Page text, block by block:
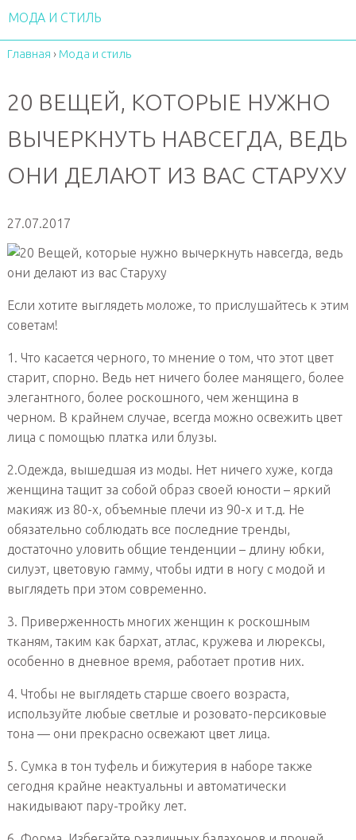
МОДА И СТИЛЬ
Главная › Мода и стиль
20 ВЕЩЕЙ, КОТОРЫЕ НУЖНО
ВЫЧЕРКНУТЬ НАВСЕГДА, ВЕДЬ
ОНИ ДЕЛАЮТ ИЗ ВАС СТАРУХУ
27.07.2017
Если хотите выглядеть моложе, то прислушайтесь к этим
советам!
1. Что касается черного, то мнение о том, что этот цвет
старит, спорно. Ведь нет ничего более манящего, более
элегантного, более роскошного, чем женщина в
черном. В крайнем случае, всегда можно освежить цвет
лица с помощью платка или блузы.
2.Одежда, вышедшая из моды. Нет ничего хуже, когда
женщина тащит за собой образ своей юности – яркий
макияж из 80-х, объемные плечи из 90-х и т.д. Не
обязательно соблюдать все последние тренды,
достаточно уловить общие тенденции – длину юбки,
силуэт, цветовую гамму, чтобы идти в ногу с модой и
выглядеть при этом современно.
3. Приверженность многих женщин к роскошным
тканям, таким как бархат, атлас, кружева и люрексы,
особенно в дневное время, работает против них.
4. Чтобы не выглядеть старше своего возраста,
используйте любые светлые и розовато-персиковые
тона — они прекрасно освежают цвет лица.
5. Сумка в тон туфель и бижутерия в наборе также
сегодня крайне неактуальны и автоматически
накидывают пару-тройку лет.